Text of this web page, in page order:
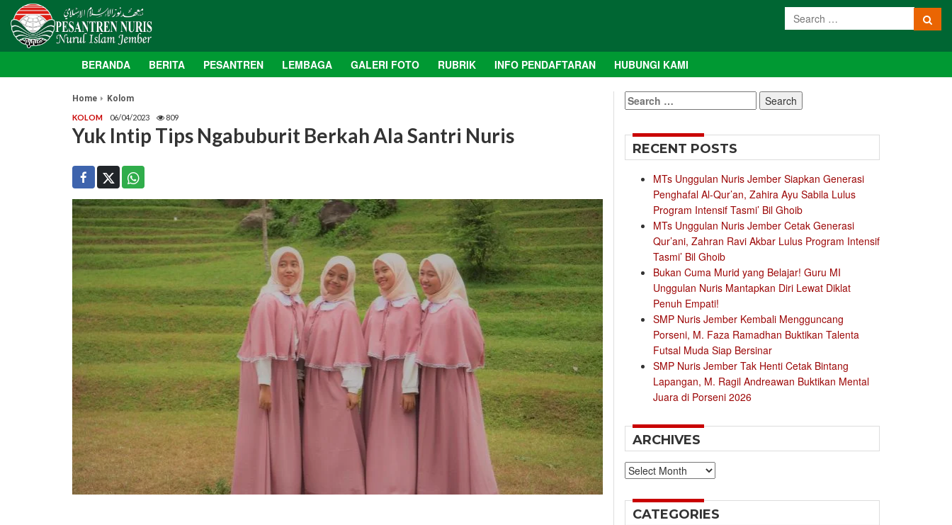
BERANDA BERITA PESANTREN LEMBAGA GALERI FOTO RUBRIK INFO PENDAFTARAN HUBUNGI KAMI
Home Kolom
KOLOM 06/04/2023 809
Yuk Intip Tips Ngabuburit Berkah Ala Santri Nuris
Search
for:
RECENT POSTS
MTs Unggulan Nuris Jember Siapkan Generasi
Penghafal Al-Qur’an, Zahira Ayu Sabila Lulus
Program Intensif Tasmi’ Bil Ghoib
MTs Unggulan Nuris Jember Cetak Generasi
Qur’ani, Zahran Ravi Akbar Lulus Program Intensif
Tasmi’ Bil Ghoib
Bukan Cuma Murid yang Belajar! Guru MI
Unggulan Nuris Mantapkan Diri Lewat Diklat
Penuh Empati!
SMP Nuris Jember Kembali Mengguncang
Porseni, M. Faza Ramadhan Buktikan Talenta
Futsal Muda Siap Bersinar
SMP Nuris Jember Tak Henti Cetak Bintang
Lapangan, M. Ragil Andreawan Buktikan Mental
Juara di Porseni 2026
ARCHIVES
Archives
CATEGORIES